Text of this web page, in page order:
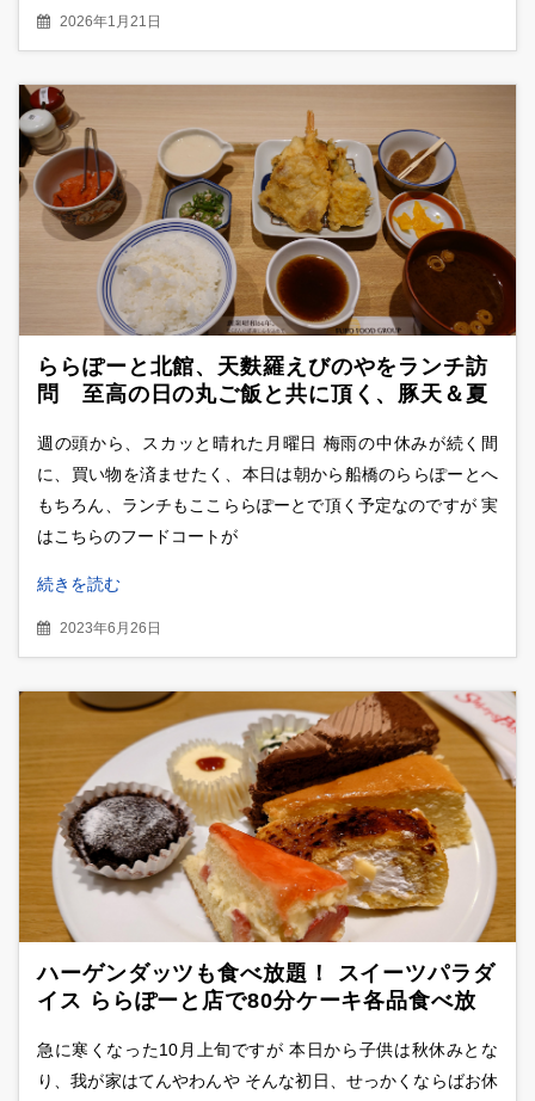
2026年1月21日
ららぽーと北館、天麩羅えびのやをランチ訪
問 至高の日の丸ご飯と共に頂く、豚天＆夏
週の頭から、スカッと晴れた月曜日 梅雨の中休みが続く間
に、買い物を済ませたく、本日は朝から船橋のららぽーとへ
もちろん、ランチもここららぽーとで頂く予定なのですが 実
はこちらのフードコートが
続きを読む
2023年6月26日
ハーゲンダッツも食べ放題！ スイーツパラダ
イス ららぽーと店で80分ケーキ各品食べ放
急に寒くなった10月上旬ですが 本日から子供は秋休みとな
り、我が家はてんやわんや そんな初日、せっかくならばお休